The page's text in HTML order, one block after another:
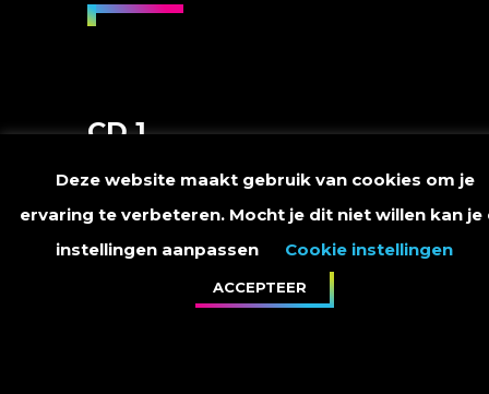
CD 1
#1
Een Moment
Deze website maakt gebruik van cookies om je
ervaring te verbeteren. Mocht je dit niet willen kan je
instellingen aanpassen
Cookie instellingen
ACCEPTEER